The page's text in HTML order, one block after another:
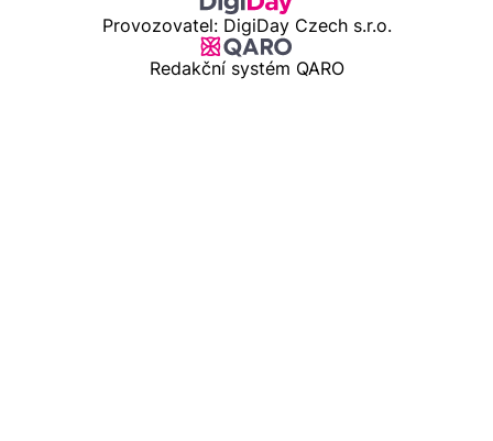
Provozovatel: DigiDay Czech s.r.o.
Redakční systém QARO